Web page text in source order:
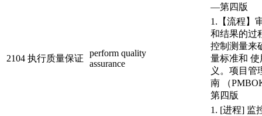
—第四版
2104 执行质量保证
perform quality
assurance
1.【流程】
和结果的过
控制测量来
量标准和
义。项目管
南 （
第四版
1. [进程] 监